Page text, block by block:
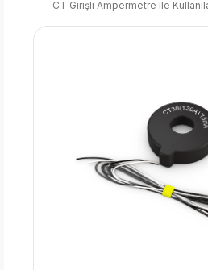
CT Girişli Ampermetre ile